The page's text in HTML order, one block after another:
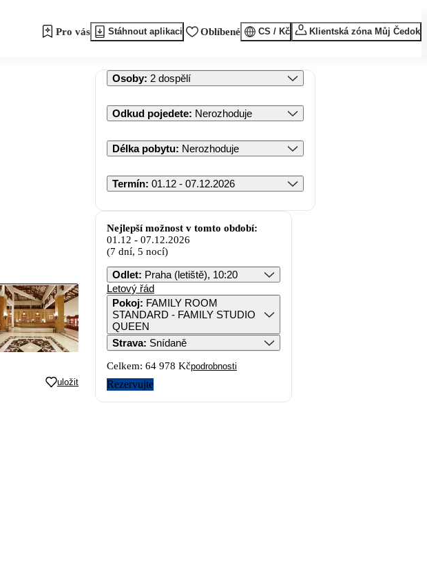
Pro vás Stáhnout aplikaci Oblíbené CS / Kč Klientská zóna Můj Čedok
uložit
Osoby: 2 dospělí
Odkud pojedete: Nerozhoduje
Délka pobytu: Nerozhoduje
Termín: 01.12 - 07.12.2026
Nejlepší možnost v tomto období:
01.12 - 07.12.2026
(7 dní, 5 nocí)
Odlet: Praha (letiště), 10:20
Letový řád
Pokoj: FAMILY ROOM
STANDARD - FAMILY STUDIO
QUEEN
Strava: Snídaně
Celkem: 64 978 Kčpodrobnosti
Rezervujte